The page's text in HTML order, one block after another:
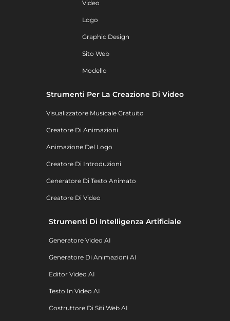
Video
Logo
Graphic Design
Sito Web
Modello
Strumenti Per La Creazione Di Video
Visualizzatore Musicale Gratuito
Creatore Di Animazioni
Animazione Del Logo
Creatore Di Introduzioni
Generatore Di Testo Animato
Creatore Di Video
Strumenti Di Intelligenza Artificiale
Generatore Video AI
Generatore Di Animazioni AI
Editor Video AI
Testo In Video AI
Costruttore Di Siti Web AI